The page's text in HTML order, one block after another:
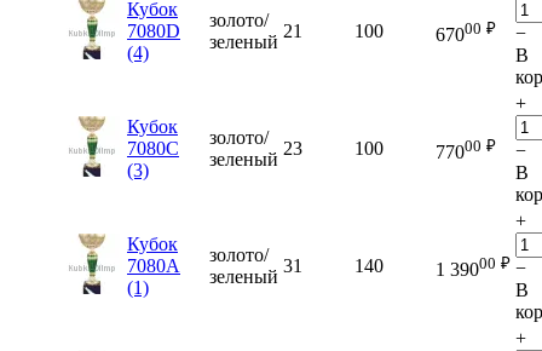
Кубок
7080D
(4)
золото/
зеленый
21 100 67000 ₽
−
В
Кубок
7080C
(3)
золото/
зеленый
23 100 77000 ₽
+
−
В
Кубок
7080A
(1)
золото/
зеленый
31 140 1 39000 ₽
+
−
В
+